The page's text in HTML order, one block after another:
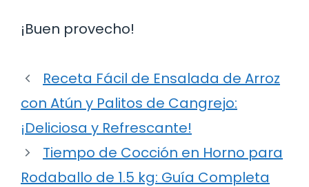
¡Buen provecho!
Receta Fácil de Ensalada de Arroz
con Atún y Palitos de Cangrejo:
¡Deliciosa y Refrescante!
Tiempo de Cocción en Horno para
Rodaballo de 1.5 kg: Guía Completa